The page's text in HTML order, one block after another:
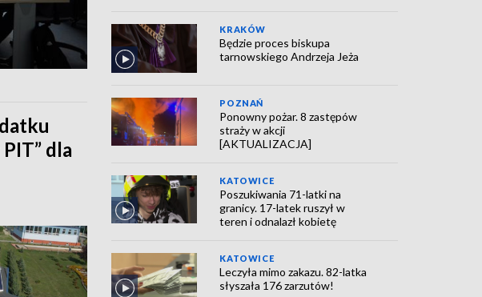
dla
KRAKÓW
Będzie proces biskupa
tarnowskiego Andrzeja Jeża
POZNAŃ
Ponowny pożar. 8 zastępów
straży w akcji
[AKTUALIZACJA]
KATOWICE
Poszukiwania 71-latki na
granicy. 17-latek ruszył w
teren i odnalazł kobietę
KATOWICE
Leczyła mimo zakazu. 82-latka
słyszała 176 zarzutów!